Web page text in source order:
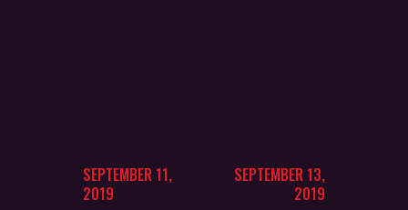
SEPTEMBER 11,
2019
SEPTEMBER 13,
2019